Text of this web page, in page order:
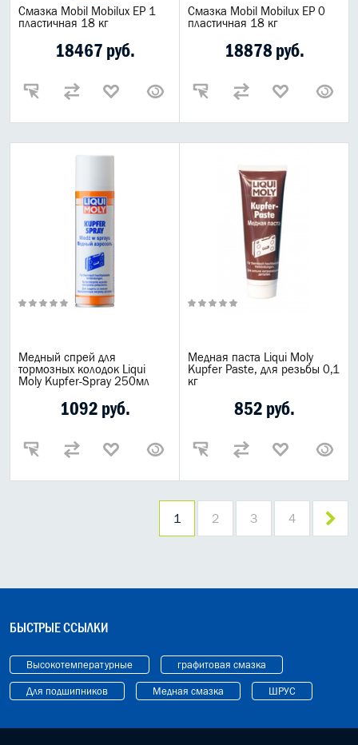
Смазка Mobil Mobilux EP 1
пластичная 18 кг
18467 руб.
Смазка Mobil Mobilux EP 0
пластичная 18 кг
18878 руб.
Медный спрей для
тормозных колодок Liqui
Moly Kupfer-Spray 250мл
1092 руб.
Медная паста Liqui Moly
Kupfer Paste, для резьбы 0,1
кг
852 руб.
1 2 3 4
БЫСТРЫЕ ССЫЛКИ
Высокотемпературные графитовая смазка
Для подшипников Медная смазка ШРУС